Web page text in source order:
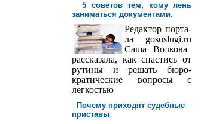
5 советов тем, кому лень
заниматься документами.
Редактор порта­
ла gosuslugi.ru
Саша Волкова
рассказала, как спастись от
рутины и решать бюро­
кратические вопросы с
легкостью
Почему приходят судебные
приставы